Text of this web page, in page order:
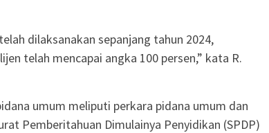
dilaksanakan sepanjang tahun 2024,
telah mencapai angka 100 persen,” kata R.
umum meliputi perkara pidana umum dan
Pemberitahuan Dimulainya Penyidikan (SPDP)